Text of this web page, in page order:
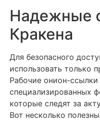
Надежные
Кракена
Для безопасного
использовать только
Рабочие онион-
специализированных
которые следят за
Вот несколько